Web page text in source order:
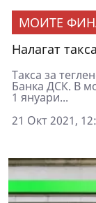
МОИТЕ
Налагат
Такса за
Банка ДСК. В
1 януари...
21 Окт 2021,